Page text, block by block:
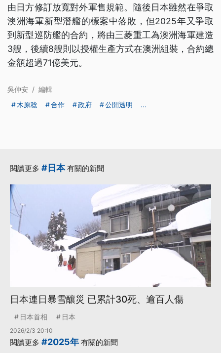
由日方修訂放寬對外軍售規範。隨後日本雖然在爭取
澳洲海軍新型潛艦的標案中落敗，但2025年又爭取
到新型巡防艦的合約，將由三菱重工為澳洲海軍建造
3艘，後續8艘則以授權生產方式在澳洲組裝，合約總
金額超過71億美元。
吳仲安 / 編輯
木原稔
合作 政府 公開透明 ...
閱讀更多 #日本有關的新聞
日本連日暴雪釀災 已累計30死、逾百人傷
日本首相 日本
2026/2/3 20:10
閱讀更多 #2025年 有關的新聞